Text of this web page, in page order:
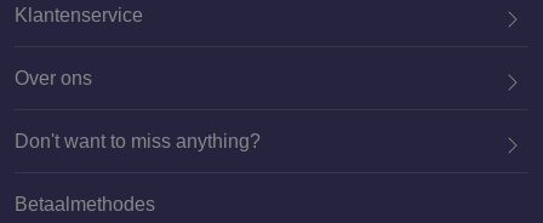
020 659 3444
Klantenservice
Over ons
Don't want to miss anything?
Betaalmethodes